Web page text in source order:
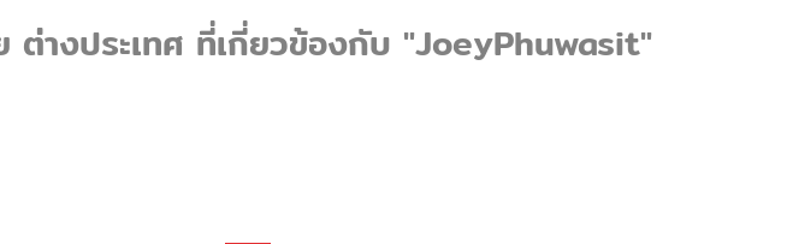
างประเทศ ที่เกี่ยวข้องกับ "JoeyPhuwasit"